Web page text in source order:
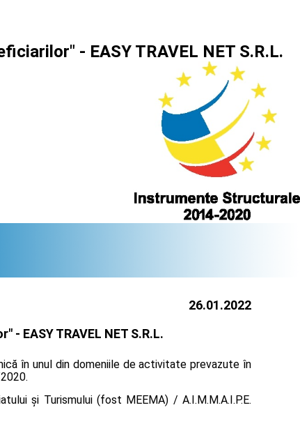
- EASY TRAVEL NET S.R.L.
26.01.2022
- EASY TRAVEL NET S.R.L.
în unul din domeniile de activitate prevazute în
și Turismului (fost MEEMA) / A.I.M.M.A.I.P.E.